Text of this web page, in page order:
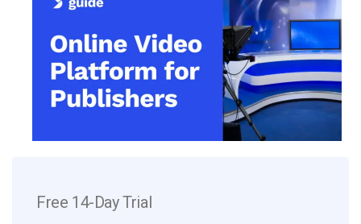
Free 14-Day Trial